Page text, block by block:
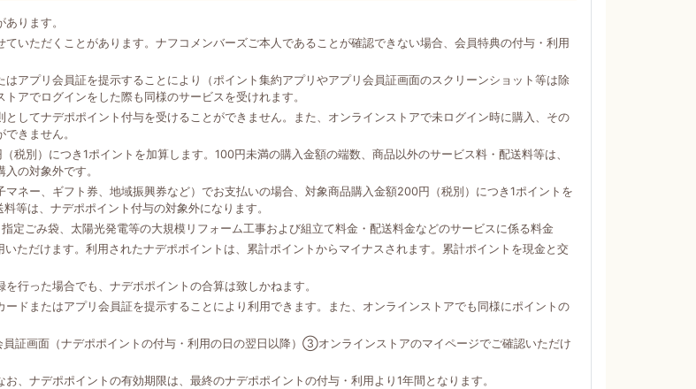
ります。
いただくことがあります。ナフコメンバーズご本人であることが確認できない場合、会員特典の付与・利用
アプリ会員証を提示することにより（ポイント集約アプリやアプリ会員証画面のスクリーンショット等は除
アでログインをした際も同様のサービスを受けれます。
してナデポポイント付与を受けることができません。また、オンラインストアで未ログイン時に購入、その
きません。
別）につき1ポイントを加算します。100円未満の購入金額の端数、商品以外のサービス料・配送料等は、
の対象外です。
ネー、ギフト券、地域振興券など）でお支払いの場合、対象商品購入金額200円（税別）につき1ポイントを
等は、ナデポポイント付与の対象外になります。
ごみ袋、太陽光発電等の大規模リフォーム工事および組立て料金・配送料金などのサービスに係る料金
ただけます。利用されたナデポポイントは、累計ポイントからマイナスされます。累計ポイントを現金と交
行った場合でも、ナデポポイントの合算は致しかねます。
ドまたはアプリ会員証を提示することにより利用できます。また、オンラインストアでも同様にポイントの
画面（ナデポポイントの付与・利用の日の翌日以降）③オンラインストアのマイページでご確認いただけ
、ナデポポイントの有効期限は、最終のナデポポイントの付与・利用より1年間となります。